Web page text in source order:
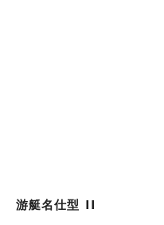
游艇名仕型 II